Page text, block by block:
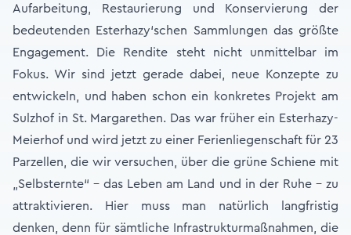
Aufarbeitung, Restaurierung und Konservierung der
bedeutenden Esterhazy‘schen Sammlungen das größte
Engagement. Die Rendite steht nicht unmittelbar im
Fokus. Wir sind jetzt gerade dabei, neue Konzepte zu
entwickeln, und haben schon ein konkretes Projekt am
Sulzhof in St. Margarethen. Das war früher ein Esterhazy-
Meierhof und wird jetzt zu einer Ferienliegenschaft für 23
Parzellen, die wir versuchen, über die grüne Schiene mit
„Selbsternte“ – das Leben am Land und in der Ruhe – zu
attraktivieren. Hier muss man natürlich langfristig
denken, denn für sämtliche Infrastrukturmaßnahmen, die